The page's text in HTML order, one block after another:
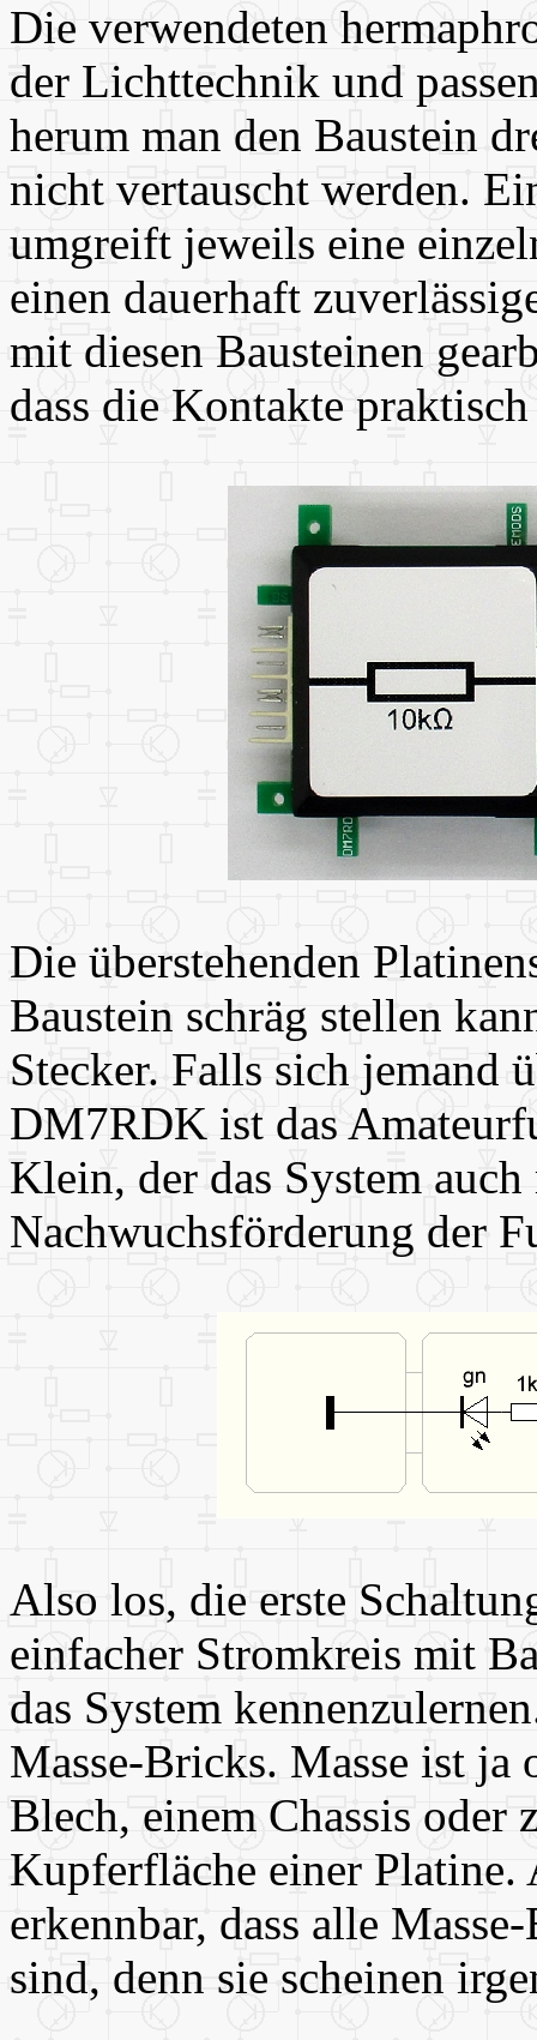
Die verwendeten
der Lichttechnik und
herum man den Baustein
nicht vertauscht werden.
umgreift jeweils eine
einen dauerhaft
mit diesen Bausteinen
dass die Kontakte
Die überstehenden
Baustein schräg stellen
Stecker. Falls sich jemand
DM7RDK ist das
Klein, der das System
Nachwuchsförderung der
Also los, die erste
einfacher Stromkreis mit
das System
Masse-Bricks. Masse ist ja
Blech, einem Chassis oder
Kupferfläche einer
erkennbar, dass alle
sind, denn sie scheinen